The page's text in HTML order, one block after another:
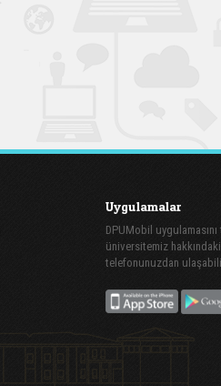
Uygulamalar
DPUMobil
üniversitemiz
telefonunuzdan